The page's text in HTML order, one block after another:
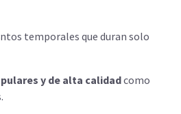
temporales que duran solo
y de alta calidadcomo